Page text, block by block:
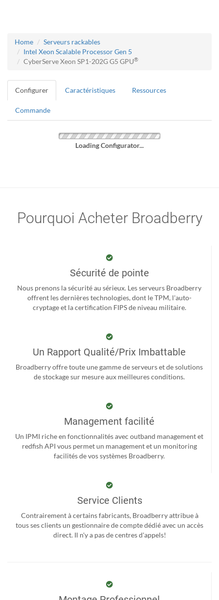
Home
Serveurs rackables
Intel Xeon Scalable Processor Gen 5
CyberServe Xeon SP1-202G G5 GPU®
Configurer Caractéristiques Ressources
Commande
Loading Configurator...
Pourquoi Acheter Broadberry
Sécurité de pointe
Nous prenons la sécurité au sérieux. Les serveurs Broadberry
offrent les dernières technologies, dont le TPM, l'auto-
cryptage et la certification FIPS de niveau militaire.
Un Rapport Qualité/Prix Imbattable
Broadberry offre toute une gamme de serveurs et de solutions
de stockage sur mesure aux meilleures conditions.
Management facilité
Un IPMI riche en fonctionnalités avec outband management et
redfish API vous permet un management et un monitoring
facilités de vos systèmes Broadberry.
Service Clients
Contrairement à certains fabricants, Broadberry attribue à
tous ses clients un gestionnaire de compte dédié avec un accès
direct. Il n'y a pas de centres d'appels!